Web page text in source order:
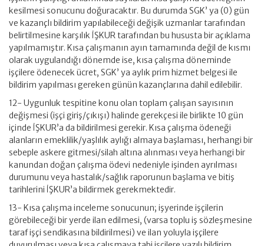
kesilmesi sonucunu doğuracaktır. Bu durumda SGK’ ya (0) gün
ve kazançlı bildirim yapılabileceği değişik uzmanlar tarafından
belirtilmesine karşılık İŞKUR tarafından bu hususta bir açıklama
yapılmamıştır. Kısa çalışmanın ayın tamamında değil de kısmı
olarak uygulandığı dönemde ise, kısa çalışma döneminde
işçilere ödenecek ücret, SGK’ ya aylık prim hizmet belgesi ile
bildirim yapılması gereken günün kazançlarına dahil edilebilir.
12- Uygunluk tespitine konu olan toplam çalışan sayısının
değişmesi (işçi giriş/çıkışı) halinde gerekçesi ile birlikte 10 gün
içinde İŞKUR’a da bildirilmesi gerekir. Kısa çalışma ödeneği
alanların emeklilik/yaşlılık aylığı almaya başlaması, herhangi bir
sebeple askere gitmesi/silah altına alınması veya herhangi bir
kanundan doğan çalışma ödevi nedeniyle işinden ayrılması
durumunu veya hastalık/sağlık raporunun başlama ve bitiş
tarihlerini İŞKUR’a bildirmek gerekmektedir.
13- Kısa çalışma inceleme sonucunun; işyerinde işçilerin
görebileceği bir yerde ilan edilmesi, (varsa toplu iş sözleşmesine
taraf işçi sendikasına bildirilmesi) ve ilan yoluyla işçilere